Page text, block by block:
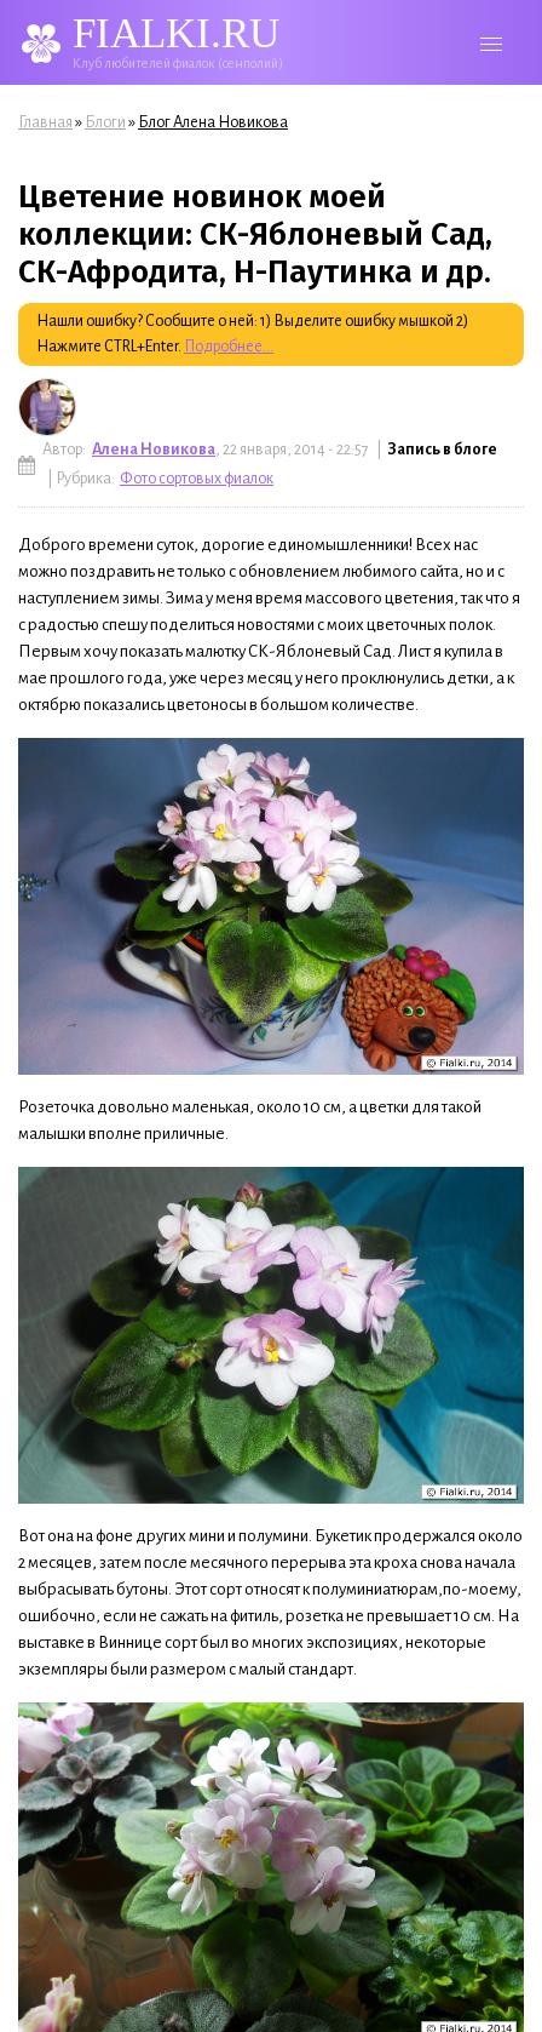
FIALKI.RU
Клуб любителей фиалок (сенполий)
Вы здесь
Главная » Блоги » Блог Алена Новикова
Цветение новинок моей
коллекции: СК-Яблоневый Сад,
СК-Афродита, Н-Паутинка и др.
Нашли ошибку? Сообщите о ней: 1) Выделите ошибку мышкой 2)
Нажмите CTRL+Enter. Подробнее...
Автор: Алена Новикова, 22 января, 2014 - 22:57 | Запись в блоге
| Рубрика: Фото сортовых фиалок
Доброго времени суток, дорогие единомышленники! Всех нас
можно поздравить не только с обновлением любимого сайта, но и с
наступлением зимы. Зима у меня время массового цветения, так что я
с радостью спешу поделиться новостями с моих цветочных полок.
Первым хочу показать малютку СК-Яблоневый Сад. Лист я купила в
мае прошлого года, уже через месяц у него проклюнулись детки, а к
октябрю показались цветоносы в большом количестве.
Розеточка довольно маленькая, около 10 см, а цветки для такой
малышки вполне приличные.
Вот она на фоне других мини и полумини. Букетик продержался около
2 месяцев, затем после месячного перерыва эта кроха снова начала
выбрасывать бутоны. Этот сорт относят к полуминиатюрам,по-моему,
ошибочно, если не сажать на фитиль, розетка не превышает 10 см. На
выставке в Виннице сорт был во многих экспозициях, некоторые
экземпляры были размером с малый стандарт.